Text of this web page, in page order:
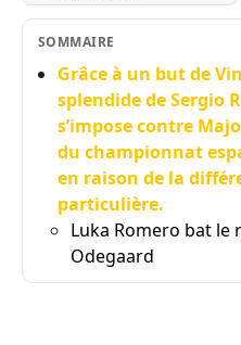
SOMMAIRE
Grâce à un but de
splendide de Sergio
s’impose contre
du championnat
en raison de la
particulière.
Luka Romero bat le
Odegaard